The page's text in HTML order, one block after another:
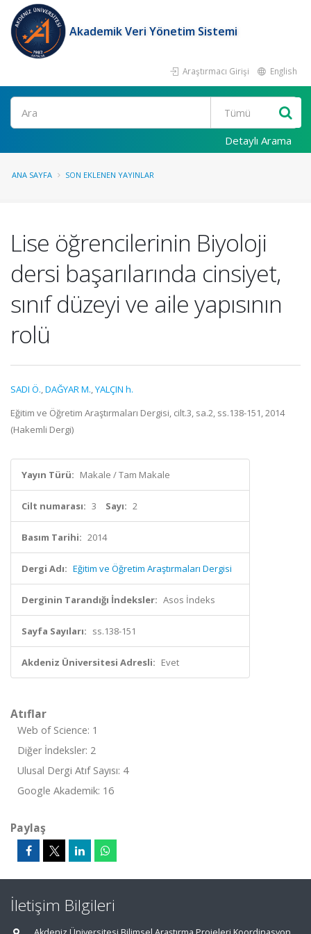
Akademik Veri Yönetim Sistemi
Araştırmacı Girişi English
Ara
Detaylı Arama
ANA SAYFA SON EKLENEN YAYINLAR
Lise öğrencilerinin Biyoloji
dersi başarılarında cinsiyet,
sınıf düzeyi ve aile yapısının
rolü
SADI Ö.,DAĞYAR M.,YALÇIN h.
Eğitim ve Öğretim Araştırmaları Dergisi, cilt.3, sa.2, ss.138-151, 2014
(Hakemli Dergi)
Yayın Türü: Makale / Tam Makale
Cilt numarası: 3 Sayı: 2
Basım Tarihi: 2014
Dergi Adı: Eğitim ve Öğretim Araştırmaları Dergisi
Derginin Tarandığı İndeksler: Asos İndeks
Sayfa Sayıları: ss.138-151
Akdeniz Üniversitesi Adresli: Evet
Atıflar
Web of Science: 1
Diğer İndeksler: 2
Ulusal Dergi Atıf Sayısı: 4
Google Akademik: 16
Paylaş
İletişim Bilgileri